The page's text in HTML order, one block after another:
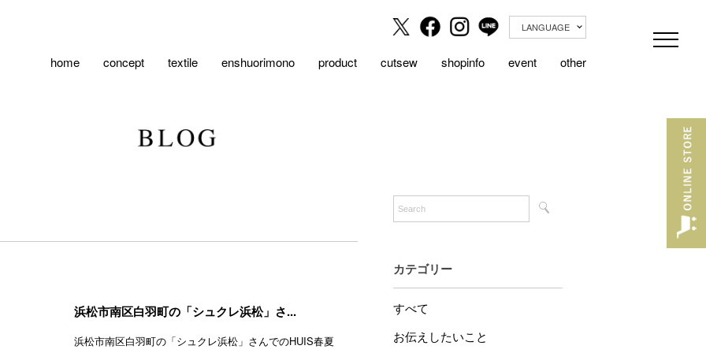
LANGUAGE
home concept textile enshuorimono product cutsew shopinfo event other
浜松市南区白羽町の「シュクレ浜松」さ...
浜松市南区白羽町の「シュクレ浜松」さんでのHUIS春夏
カテゴリー
すべて
お伝えしたいこと